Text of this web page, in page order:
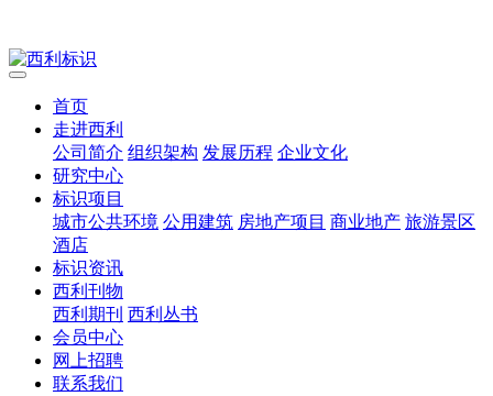
首页
走进西利
公司简介 组织架构 发展历程 企业文化
研究中心
标识项目
城市公共环境 公用建筑 房地产项目 商业地产 旅游景区
酒店
标识资讯
西利刊物
西利期刊 西利丛书
会员中心
网上招聘
联系我们